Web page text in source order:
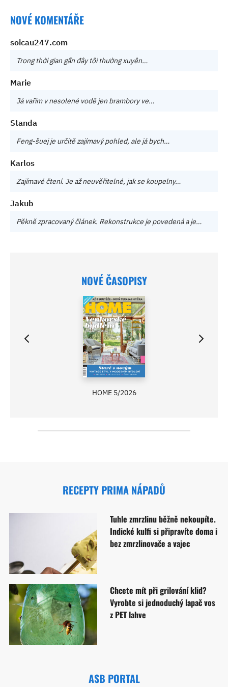
NOVÉ KOMENTÁŘE
soicau247.com
Trong thời gian gần đây tôi thường xuyên…
Marie
Já vařím v nesolené vodě jen brambory ve…
Standa
Feng-šuej je určitě zajímavý pohled, ale já bych…
Karlos
Zajímavé čtení. Je až neuvěřitelné, jak se koupelny…
Jakub
Pěkně zpracovaný článek. Rekonstrukce je povedená a je…
NOVÉ ČASOPISY
HOME 5/2026
RECEPTY PRIMA NÁPADŮ
Tuhle zmrzlinu běžně nekoupíte.
Indické kulfi si připravíte doma i
bez zmrzlinovače a vajec
Chcete mít při grilování klid?
Vyrobte si jednoduchý lapač vos
z PET lahve
ASB PORTAL